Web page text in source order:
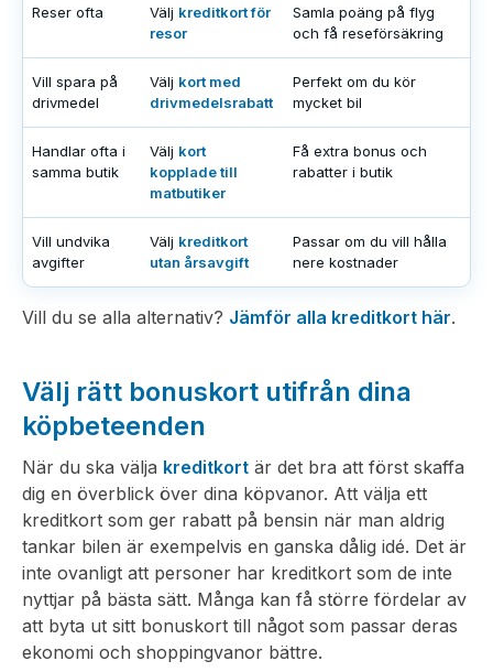
Reser ofta Välj kreditkort för
resor
Samla poäng på flyg
och få reseförsäkring
Vill spara på
drivmedel
Välj kort med
drivmedelsrabatt
Perfekt om du kör
mycket bil
Handlar ofta i
samma butik
Välj kort
kopplade till
matbutiker
Få extra bonus och
rabatter i butik
Vill undvika
avgifter
Välj kreditkort
utan årsavgift
Passar om du vill hålla
nere kostnader
Vill du se alla alternativ? Jämför alla kreditkort här.
Välj rätt bonuskort utifrån dina
köpbeteenden
När du ska välja kreditkort är det bra att först skaffa
dig en överblick över dina köpvanor. Att välja ett
kreditkort som ger rabatt på bensin när man aldrig
tankar bilen är exempelvis en ganska dålig idé. Det är
inte ovanligt att personer har kreditkort som de inte
nyttjar på bästa sätt. Många kan få större fördelar av
att byta ut sitt bonuskort till något som passar deras
ekonomi och shoppingvanor bättre.